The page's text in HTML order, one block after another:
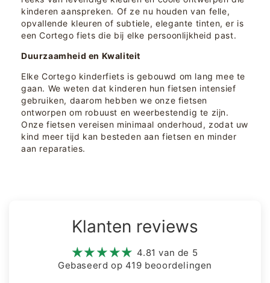
kinderen aanspreken. Of ze nu houden van felle,
opvallende kleuren of subtiele, elegante tinten, er is
een Cortego fiets die bij elke persoonlijkheid past.
Duurzaamheid en Kwaliteit
Elke Cortego kinderfiets is gebouwd om lang mee te
gaan. We weten dat kinderen hun fietsen intensief
gebruiken, daarom hebben we onze fietsen
ontworpen om robuust en weerbestendig te zijn.
Onze fietsen vereisen minimaal onderhoud, zodat uw
kind meer tijd kan besteden aan fietsen en minder
aan reparaties.
Klanten reviews
4.81 van de 5
Gebaseerd op 419 beoordelingen